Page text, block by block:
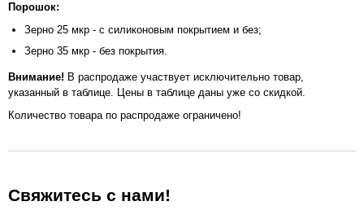
Порошок:
Зерно 25 мкр - с силиконовым покрытием и без;
Зерно 35 мкр - без покрытия.
Внимание! В распродаже участвует исключительно товар,
указанный в таблице. Цены в таблице даны уже со скидкой.
Количество товара по распродаже ограничено!
Свяжитесь с нами!